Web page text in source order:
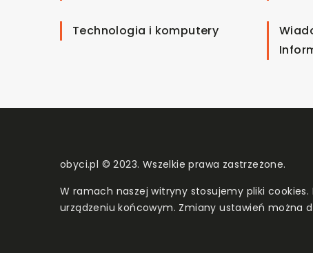
Technologia i komputery
obyci.pl © 2023. Wszelkie prawa zastrzeżone.
W ramach naszej witryny stosujemy pliki
urządzeniu końcowym. Zmiany ustawień można